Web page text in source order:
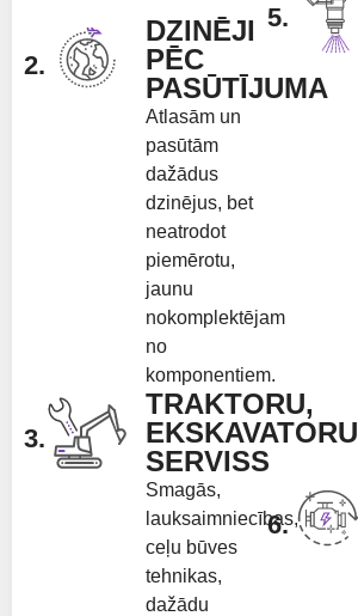
2.
DZINĒJI
PĒC
PASŪTĪJUMA
Atlasām un
pasūtām
dažādus
dzinējus, bet
neatrodot
piemērotu,
jaunu
nokomplektējam
no
komponentiem.
3.
TRAKTORU,
EKSKAVATORU
SERVISS
Smagās,
lauksaimniecības,
ceļu būves
tehnikas,
dažādu
5.
6.